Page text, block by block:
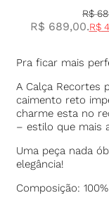
R$
R$ 689,00.R$
Pra ficar mais
A Calça Recortes
caimento reto
charme esta no
– estilo que mais
Uma peça nada
elegância!
Composição: